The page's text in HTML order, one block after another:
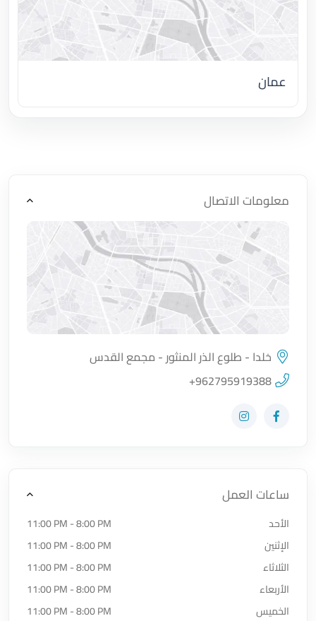
عمان
معلومات الاتصال
اضغط لتحميل الموقع
خلدا - طلوع الذر المنثور - مجمع القدس
+962795919388
زيارة حساب المتجر على Facebook-f
زيارة حساب المتجر على Instagram
ساعات العمل
الأحد
11:00 PM - 8:00 PM
الإثنين
11:00 PM - 8:00 PM
الثلاثاء
11:00 PM - 8:00 PM
الأربعاء
11:00 PM - 8:00 PM
الخميس
11:00 PM - 8:00 PM